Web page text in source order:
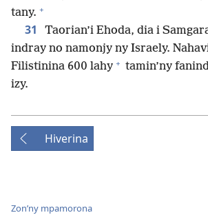
tany. +
31 Taorian’i Ehoda, dia i
indray no namonjy ny Israely.
Filistinina 600 lahy + tamin’ny
izy.
Hiverina
Zon’ny mpamorona